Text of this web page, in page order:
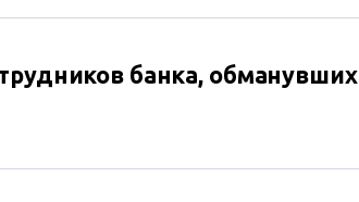
банка, обманувших